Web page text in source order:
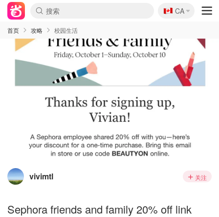
🇨🇦
CA
首页 攻略 校园生活
vivimtl 关注
Sephora friends and family 20% off link